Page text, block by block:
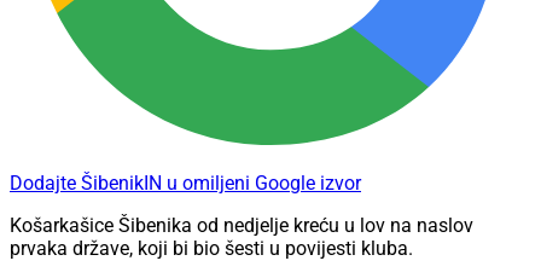
Dodajte ŠibenikIN u omiljeni Google izvor
Košarkašice Šibenika od nedjelje kreću u lov na naslov
prvaka države, koji bi bio šesti u povijesti kluba.